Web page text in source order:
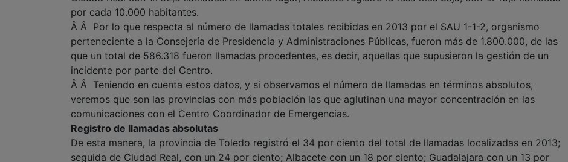
por cada 10.000 habitantes.
Â Â Por lo que respecta al número de llamadas totales recibidas en 2013 por el SAU 1-1-2, organismo
perteneciente a la Consejería de Presidencia y Administraciones Públicas, fueron más de 1.800.000, de las
que un total de 586.318 fueron llamadas procedentes, es decir, aquellas que supusieron la gestión de un
incidente por parte del Centro.
Â Â Teniendo en cuenta estos datos, y si observamos el número de llamadas en términos absolutos,
veremos que son las provincias con más población las que aglutinan una mayor concentración en las
comunicaciones con el Centro Coordinador de Emergencias.
Registro de llamadas absolutas
De esta manera, la provincia de Toledo registró el 34 por ciento del total de llamadas localizadas en 2013;
seguida de Ciudad Real, con un 24 por ciento; Albacete con un 18 por ciento; Guadalajara con un 13 por